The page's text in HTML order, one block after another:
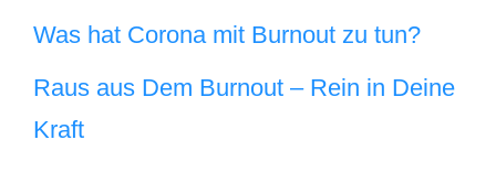
Was hat Corona mit Burnout zu tun?
Raus aus Dem Burnout – Rein in Deine
Kraft